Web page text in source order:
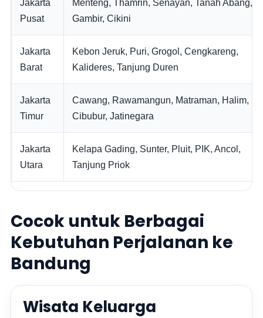
Jakarta
Pusat
Menteng, Thamrin, Senayan, Tanah Abang,
Gambir, Cikini
Jakarta
Barat
Kebon Jeruk, Puri, Grogol, Cengkareng,
Kalideres, Tanjung Duren
Jakarta
Timur
Cawang, Rawamangun, Matraman, Halim,
Cibubur, Jatinegara
Jakarta
Utara
Kelapa Gading, Sunter, Pluit, PIK, Ancol,
Tanjung Priok
Cocok untuk Berbagai
Kebutuhan Perjalanan ke
Bandung
Wisata Keluarga